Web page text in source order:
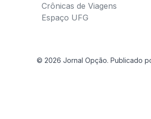
Crônicas de Viagens
Espaço UFG
© 2026 Jornal Opção. Publicado